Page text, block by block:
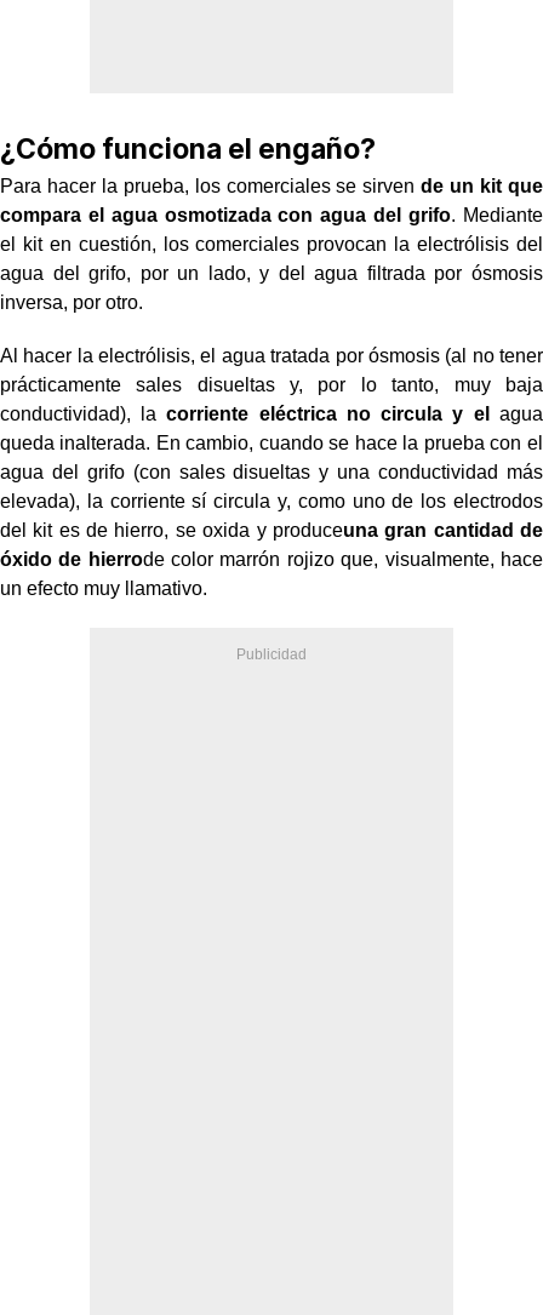
¿Cómo funciona el engaño?
Para hacer la prueba, los comerciales se sirvende un kit que
compara el agua osmotizada con agua del grifo. Mediante
el kit en cuestión, los comerciales provocan la electrólisis del
agua del grifo, por un lado, y del agua filtrada por ósmosis
inversa, por otro.
Al hacer la electrólisis, el agua tratada por ósmosis (al no tener
prácticamente sales disueltas y, por lo tanto, muy baja
conductividad), lacorriente eléctrica no circula y el
agua
queda inalterada. En cambio, cuando se hace la prueba con el
agua del grifo (con sales disueltas y una conductividad más
elevada), la corriente sí circula y, como uno de los electrodos
del kit es de hierro, se oxida y produceuna gran cantidad de
óxido de hierrode color marrón rojizo que, visualmente, hace
un efecto muy llamativo.